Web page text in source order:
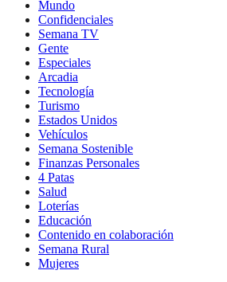
Mundo
Confidenciales
Semana TV
Gente
Especiales
Arcadia
Tecnología
Turismo
Estados Unidos
Vehículos
Semana Sostenible
Finanzas Personales
4 Patas
Salud
Loterías
Educación
Contenido en colaboración
Semana Rural
Mujeres